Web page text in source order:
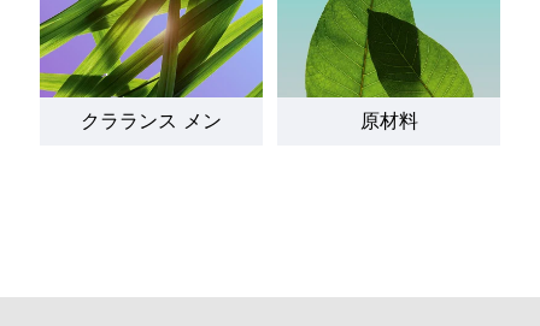
クラランス メン 原材料